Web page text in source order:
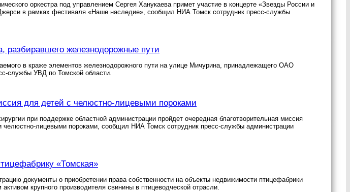
оркестра под управлением Сергея Ханукаева примет участие в концерте «Звезды России и
в рамках фестиваля «Наше наследие», сообщил НИА Томск сотрудник пресс-службы
железнодорожные пути
в краже элементов железнодорожного пути на улице Мичурина, принадлежащего ОАО
службы УВД по Томской области.
для детей с челюстно-лицевыми пороками
при поддержке областной администрации пройдет очередная благотворительная миссия
лицевыми пороками, сообщил НИА Томск сотрудник пресс-службы администрации
«Томская»
документы о приобретении права собственности на объекты недвижимости птицефабрики
крупного производителя свинины в птицеводческой отрасли.